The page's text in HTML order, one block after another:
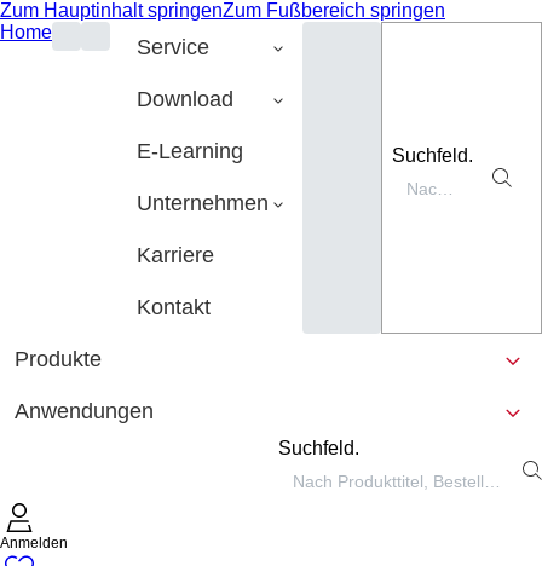
Zum Hauptinhalt springenZum Fußbereich springen
Home
Service
Download
E-Learning
Unternehmen
Karriere
Kontakt
Suchfeld.
Produkte
Anwendungen
Suchfeld.
Anmelden